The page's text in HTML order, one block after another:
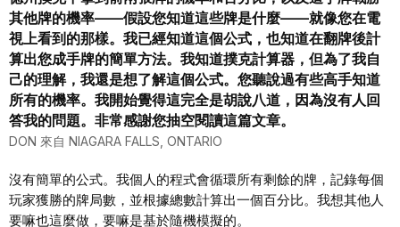
其他牌的機率——假設您知道這些牌是什麼——就像您在電
視上看到的那樣。我已經知道這個公式，也知道在翻牌後計
算出您成手牌的簡單方法。我知道撲克計算器，但為了我自
己的理解，我還是想了解這個公式。您聽說過有些高手知道
所有的機率。我開始覺得這完全是胡說八道，因為沒有人回
答我的問題。非常感謝您抽空閱讀這篇文章。
DON 來自 NIAGARA FALLS, ONTARIO
沒有簡單的公式。我個人的程式會循環所有剩餘的牌，記錄每個
玩家獲勝的牌局數，並根據總數計算出一個百分比。我想其他人
要嘛也這麼做，要嘛是基於隨機模擬的。